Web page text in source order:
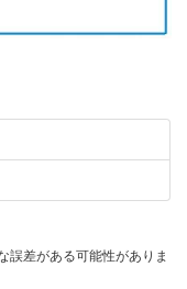
誤差がある可能性がありま